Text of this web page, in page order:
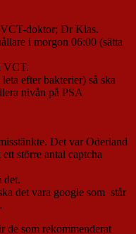
doktor; Dr Klas.
i morgon 06:00 (sätta
VCT.
efter bakterier) så ska
nivån på PSA
Det var Oderland
större antal captcha
det.
det vara google som står
de som rekommenderat